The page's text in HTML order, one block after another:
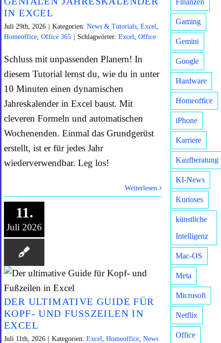
IN EXCEL
Juli 29th, 2026 | Kategorien: News & Tutorials Excel
Homeoffice Office 365 | Schlagwörter: Excel Office
Schluss mit unpassenden Planern! In
diesem Tutorial lernst du, wie du in unter
10 Minuten einen dynamischen
Jahreskalender in Excel baust. Mit
cleveren Formeln und automatischen
Wochenenden. Einmal das Grundgerüst
erstellt, ist er für jedes Jahr
wiederverwendbar. Leg los!
Weiterlesen
11.
Juli 2026
DER ULTIMATIVE GUIDE FÜR
KOPF- UND FUSSZEILEN IN E
XCEL
Juli 11th, 2026 | Kategorien: Excel Homeoffice News
Gaming
Gemini
Google
Hardware
Homeoffice
iPhone
Karriere
Kaufberatung
KI-News
Kurioses
künstliche
Intelligenz
Mac-OS
Meta
Microsoft
Netflix
Office